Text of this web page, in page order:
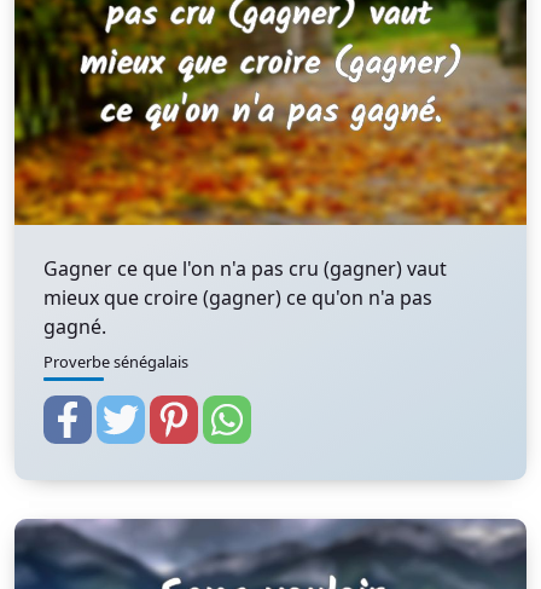
Gagner ce que l'on n'a pas cru (gagner) vaut
mieux que croire (gagner) ce qu'on n'a pas
gagné.
Proverbe sénégalais